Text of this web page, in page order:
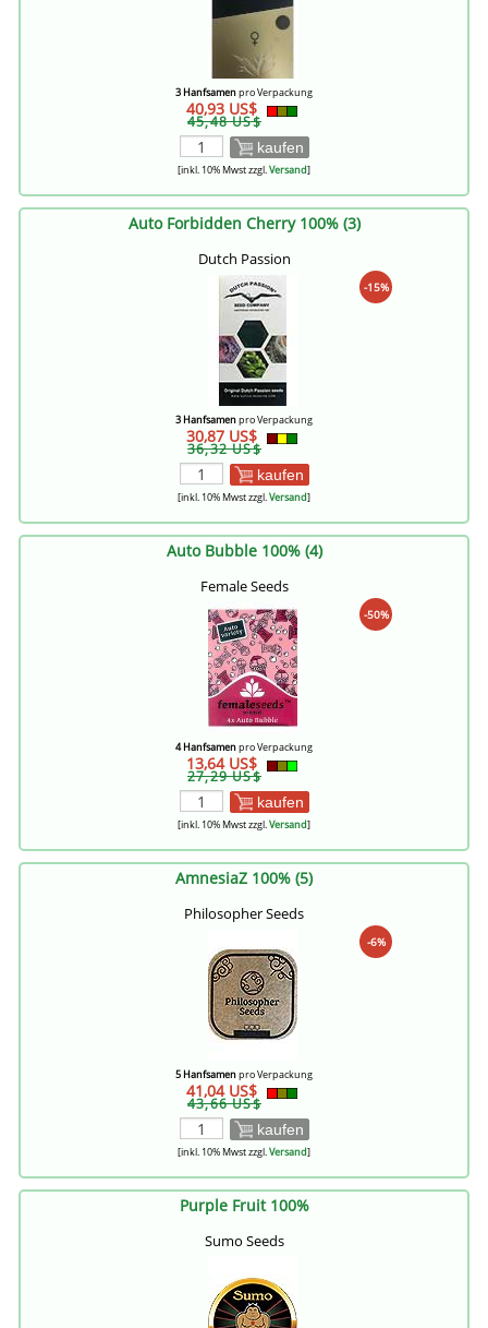
3 Hanfsamenpro Verpackung
40,93 US$
45,48 US$
kaufen
[inkl. 10% Mwst zzgl.Versand]
Auto Forbidden Cherry 100% (3)
Dutch Passion
-15%
3 Hanfsamenpro Verpackung
30,87 US$
36,32 US$
kaufen
[inkl. 10% Mwst zzgl.Versand]
Auto Bubble 100% (4)
Female Seeds
-50%
4 Hanfsamenpro Verpackung
13,64 US$
27,29 US$
kaufen
[inkl. 10% Mwst zzgl.Versand]
AmnesiaZ 100% (5)
Philosopher Seeds
-6%
5 Hanfsamenpro Verpackung
41,04 US$
43,66 US$
kaufen
[inkl. 10% Mwst zzgl.Versand]
Purple Fruit 100%
Sumo Seeds